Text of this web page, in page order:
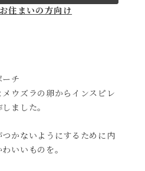
住まいの方向け
チ
ウズラの卵からインスピレ
ました。
かないようにするために内
いいものを。